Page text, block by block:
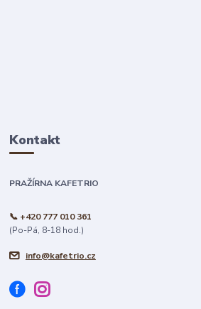
Kontakt
PRAŽÍRNA KAFETRIO
📞 +420 777 010 361
(Po-Pá, 8-18 hod.)
info@kafetrio.cz